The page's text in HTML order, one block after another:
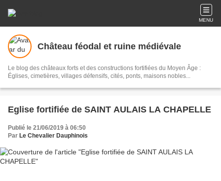
MENU
Château féodal et ruine médiévale
Le blog des châteaux forts et des constructions fortifiées du Moyen Âge :
Églises, cimetières, villages défensifs, cités, ponts, maisons nobles...
Eglise fortifiée de SAINT AULAIS LA CHAPELLE
Publié le 21/06/2019 à 06:50
Par Le Chevalier Dauphinois